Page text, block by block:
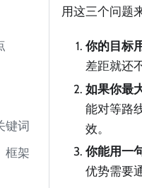
键词
框架
用这三个问题
你的目标
差距就还
如果你最
能对等路
效。
你能用一
优势需要